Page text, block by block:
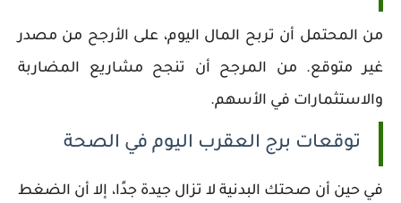
من المحتمل أن تربح المال اليوم، على الأرجح من مصدر
غير متوقع. من المرجح أن تنجح مشاريع المضاربة
والاستثمارات في الأسهم.
توقعات برج العقرب اليوم في الصحة
في حين أن صحتك البدنية لا تزال جيدة جدًا، إلا أن الضغط